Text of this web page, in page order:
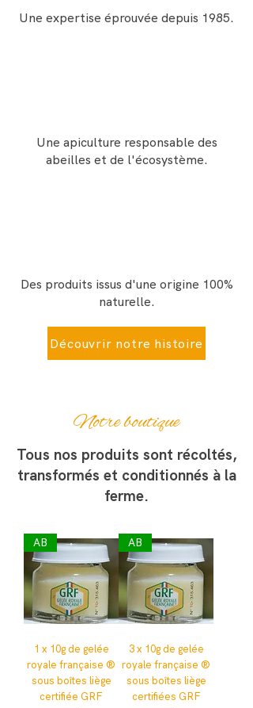
Une expertise éprouvée depuis 1985.
Une apiculture responsable des
abeilles et de l'écosystème.
Des produits issus d'une origine 100%
naturelle.
Découvrir notre histoire
Notre boutique
Tous nos produits sont récoltés,
transformés et conditionnés à la
ferme.
AB
1 x 10g de gelée
royale française ®
sous boîtes liège
certifiée GRF
AB
3 x 10g de gelée
royale française ®
sous boîtes liège
certifiées GRF